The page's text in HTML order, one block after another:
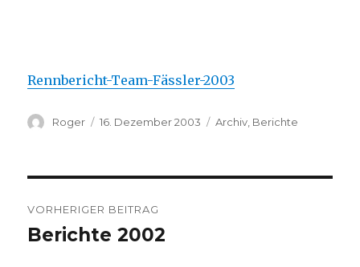
Rennbericht-Team-Fässler-2003
Autor
Roger
Veröffentlicht
16. Dezember 2003 Kategorien
Archiv, Berichte
Navigation
VORHERIGER BEITRAG
Vorheriger
Berichte 2002